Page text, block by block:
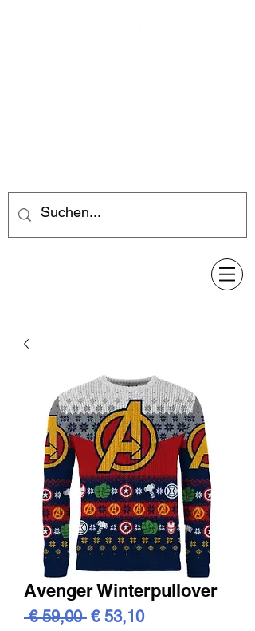
Avenger Winterpullover
€ 59,00 Standardpreis
€ 53,10Sale-